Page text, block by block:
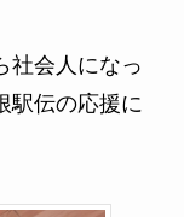
社会人になっ
駅伝の応援に